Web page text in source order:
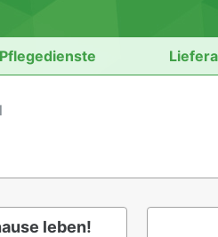
Pflegedienste
leben!